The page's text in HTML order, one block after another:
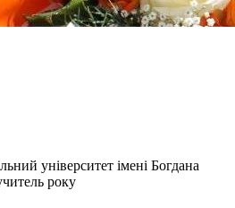
університет імені Богдана
року